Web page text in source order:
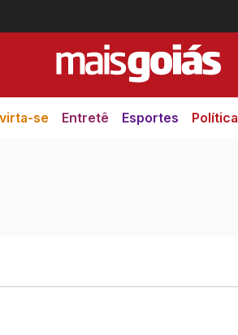
se Entretê Esportes Política